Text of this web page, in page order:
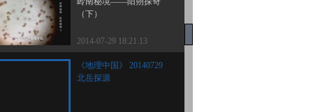
（下）
2014-07-29 18:21:13
《地理中国》 20140729
北岳探源